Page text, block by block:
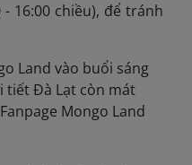
- 16:00 chiều), để tránh